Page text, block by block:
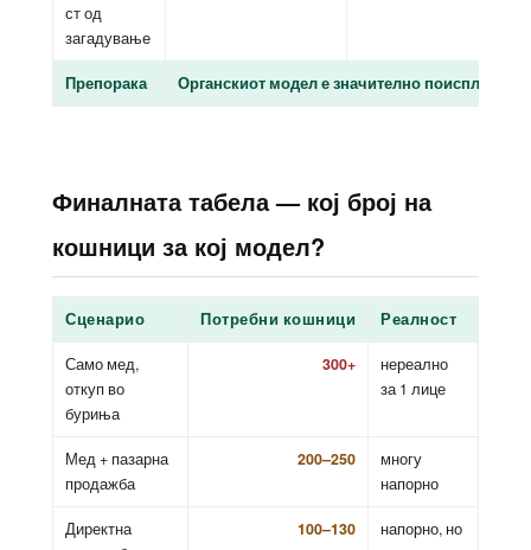
ст од
загадување
Препорака Органскиот модел е значително поисплатлив
Финалната табела — кој број на
кошници за кој модел?
Сценарио Потребни кошници Реалност
Само мед,
откуп во
буриња
300+
нереално
за 1 лице
Мед + пазарна
продажба
200–250
многу
напорно
Директна
100–130
напорно, но